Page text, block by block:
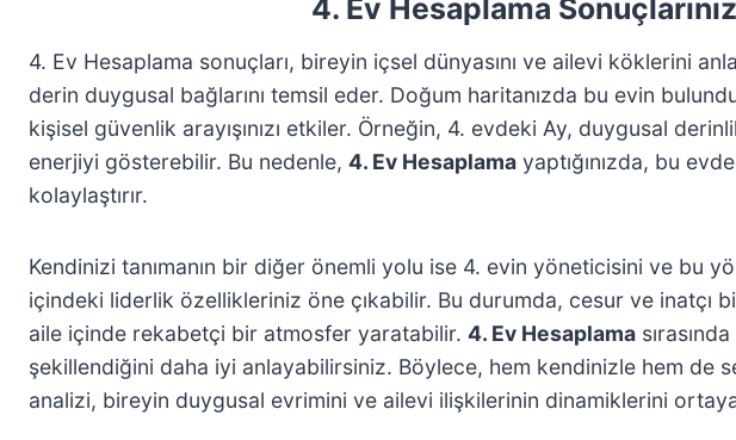
4. Ev Hesaplama
4. Ev Hesaplama sonuçları, bireyin içsel dünyasını ve ailevi köklerini
derin duygusal bağlarını temsil eder. Doğum haritanızda bu evin
kişisel güvenlik arayışınızı etkiler. Örneğin, 4. evdeki Ay, duygusal
enerjiyi gösterebilir. Bu nedenle, 4. Ev Hesaplama yaptığınızda, bu
kolaylaştırır.
Kendinizi tanımanın bir diğer önemli yolu ise 4. evin yöneticisini ve bu
içindeki liderlik özellikleriniz öne çıkabilir. Bu durumda, cesur ve inatçı
aile içinde rekabetçi bir atmosfer yaratabilir. 4. Ev Hesaplama
şekillendiğini daha iyi anlayabilirsiniz. Böylece, hem kendinizle hem de
analizi, bireyin duygusal evrimini ve ailevi ilişkilerinin dinamiklerini